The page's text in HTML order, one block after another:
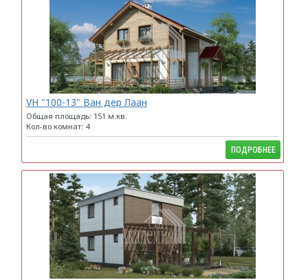
VH "100-13" Ван дер Лаан
Общая площадь: 151 м.кв.
Кол-во комнат: 4
ПОДРОБНЕЕ